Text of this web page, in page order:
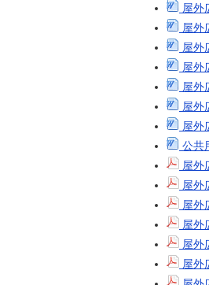
屋外
屋外
屋外
屋外
屋外
屋外
屋外
公共
屋外
屋外
屋外
屋外
屋外
屋外